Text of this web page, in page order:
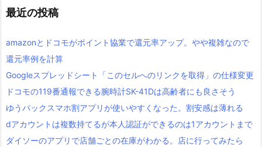
最近の投稿
amazonとドコモがポイント協業で還元率アップ。やや複雑なので
還元率例を計算
Googleスプレッドシート「このセルへのリンクを取得」の仕様変更
ドコモの119番通報できる腕時計SK-41Dは高齢者にも良さそう
ゆうパックスマホ割アプリが使いやすくなった。割安感は薄れる
dアカウントは複数持てるが本人認証ができるのは1アカウントまで
ダイソーのアプリで店舗ごとの在庫がわかる。店に行ってみたら